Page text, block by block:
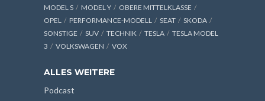
MODEL S
MODEL Y
OBERE MITTELKLASSE
OPEL
PERFORMANCE-MODELL SEAT
SKODA
SONSTIGE
SUV TECHNIK TESLA
TESLA MODEL
3
VOLKSWAGEN VOX
ALLES WEITERE
Podcast